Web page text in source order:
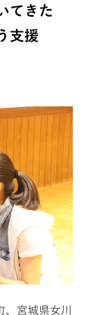
てきた
支援
、宮城県女川